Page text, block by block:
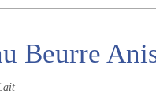
Beurre